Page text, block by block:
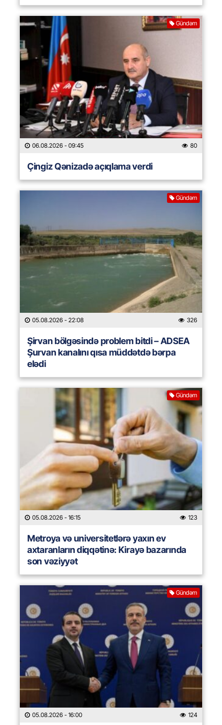
Gündəm
06.08.2026 - 09:45 80
Çingiz Qənizadə açıqlama verdi
Gündəm
05.08.2026 - 22:08 326
Şirvan bölgəsində problem bitdi – ADSEA
Şurvan kanalını qısa müddətdə bərpa
elədi
Gündəm
05.08.2026 - 16:15 123
Metroya və universitetlərə yaxın ev
axtaranların diqqətinə: Kirayə bazarında
son vəziyyət
Gündəm
05.08.2026 - 16:00 124